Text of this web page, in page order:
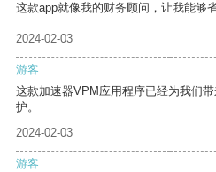
这款app就像我的财务顾问，让我能够
2024-02-03
游客
这款加速器VPM应用程序已经为我们
护。
2024-02-03
游客